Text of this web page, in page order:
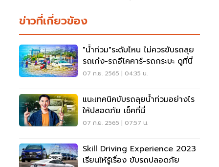
ข่าวที่เกี่ยวข้อง
"น้ำท่วม"ระดับไหน ไม่ควรขับรถลุย
รถเก๋ง-รถอีโคคาร์-รถกระบะ ดูที่นี่
07 ก.ย. 2565 | 04:35 น.
แนะเทคนิคขับรถลุยน้ำท่วมอย่างไร
ให้ปลอดภัย เช็คที่นี่
07 ก.ย. 2565 | 07:57 น.
Skill Driving Experience 2023
เรียนให้รู้เรื่อง ขับรถปลอดภัย